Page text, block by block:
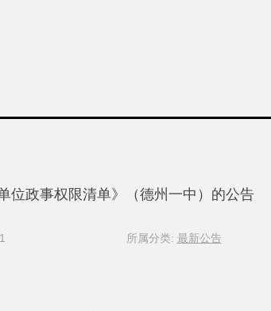
位政事权限清单》（德州一中）的公告
所属分类: 最新公告